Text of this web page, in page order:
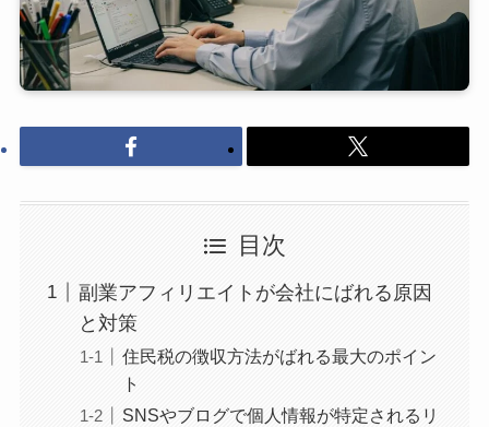
目次
副業アフィリエイトが会社にばれる原因
と対策
住民税の徴収方法がばれる最大のポイン
ト
SNSやブログで個人情報が特定されるリ